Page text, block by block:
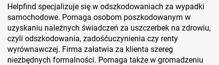
Helpfind specjalizuje się w odszkodowaniach za wypadki
samochodowe. Pomaga osobom poszkodowanym w
uzyskaniu należnych świadczeń za uszczerbek na zdrowiu,
czyli odszkodowania, zadośćuczynienia czy renty
wyrównawczej. Firma załatwia za klienta szereg
niezbędnych formalności. Pomaga także w gromadzeniu